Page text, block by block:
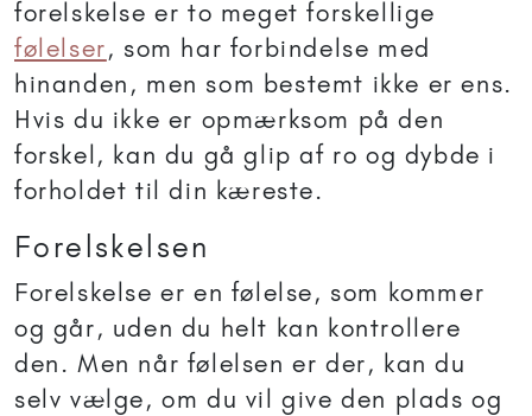
forelskelse er to meget forskellige
følelser, som har forbindelse med
hinanden, men som bestemt ikke er ens.
Hvis du ikke er opmærksom på den
forskel, kan du gå glip af ro og dybde i
forholdet til din kæreste.
Forelskelsen
Forelskelse er en følelse, som kommer
og går, uden du helt kan kontrollere
den. Men når følelsen er der, kan du
selv vælge, om du vil give den plads og